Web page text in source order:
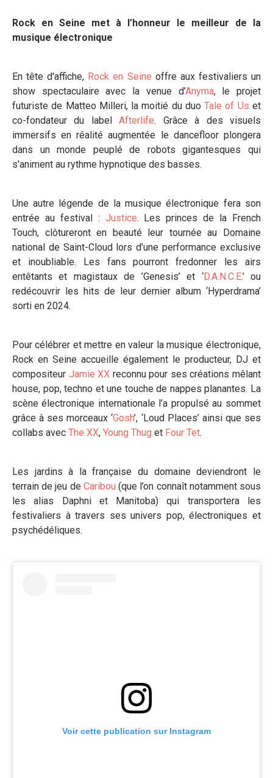
Rock en Seine met à l’honneur le meilleur de la
musique électronique
En tête d'affiche, Rock en Seine offre aux festivaliers un
show spectaculaire avec la venue d’Anyma, le projet
futuriste de Matteo Milleri, la moitié du duoTale of Uset
co-fondateur du labelAfterlife. Grâce à des visuels
immersifs en réalité augmentée le dancefloor plongera
dans un monde peuplé de robots gigantesques qui
s'animent au rythme hypnotique des basses.
Une autre légende de la musique électronique fera son
entrée au festival : Justice. Les princes de la French
Touch, clôtureront en beauté leur tournée au Domaine
national de Saint-Cloud lors d’une performance exclusive
et inoubliable. Les fans pourront fredonner les airs
entêtants et magistaux de ’Genesis’ et ‘D.A.N.C.E.’ ou
redécouvrir les hits de leur dernier album ‘Hyperdrama’
sorti en 2024.
Pour célébrer et mettre en valeur la musique électronique,
Rock en Seine accueille également le producteur, DJ et
compositeur Jamie XX reconnu pour ses créations mêlant
house, pop, techno et une touche de nappes planantes. La
scène électronique internationale l’a propulsé au sommet
grâce à ses morceaux ‘Gosh’, ‘Loud Places’ ainsi que ses
collabs avec The XX, Young Thug et Four Tet.
Les jardins à la française du domaine deviendront le
terrain de jeu de Caribou (que l’on connaît notamment sous
les alias Daphni et Manitoba) qui transportera les
festivaliers à travers ses univers pop, électroniques et
psychédéliques.
Voir cette publication sur Instagram